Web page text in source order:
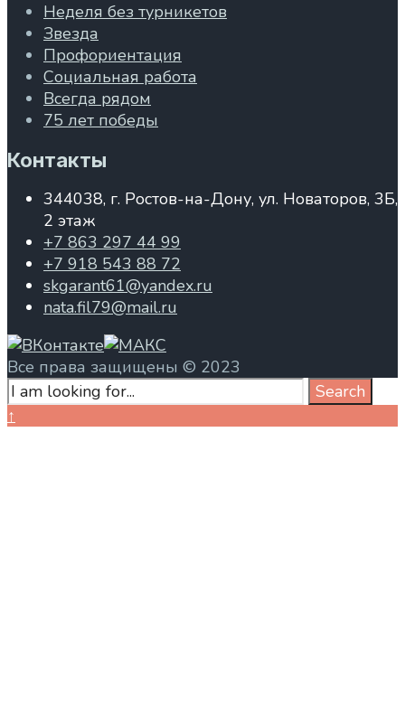
Неделя без турникетов
Звезда
Профориентация
Социальная работа
Всегда рядом
75 лет победы
Контакты
344038, г. Ростов-на-Дону, ул. Новаторов, 3Б,
2 этаж
+7 863 297 44 99
+7 918 543 88 72
skgarant61@yandex.ru
nata.fil79@mail.ru
Все права защищены © 2023
Search
for:
Search
Close
↑